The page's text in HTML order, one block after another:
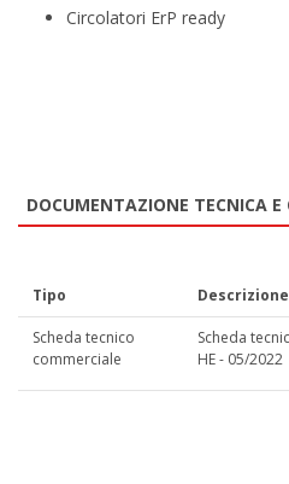
Circolatori ErP ready
DOCUMENTAZIONE TECNICA E
Tipo Descrizione
Scheda tecnico
commerciale
Scheda
HE - 05/2022